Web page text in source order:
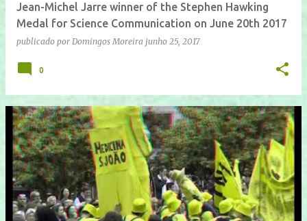
Jean-Michel Jarre winner of the Stephen Hawking
Medal for Science Communication on June 20th 2017
publicado por Domingos Moreira junho 25, 2017
0